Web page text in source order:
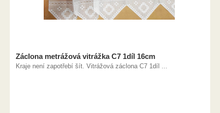
Záclona metrážová vitrážka C7 1díl 16cm
Kraje není zapotřebí šít. Vitrážová záclona C7 1díl ...